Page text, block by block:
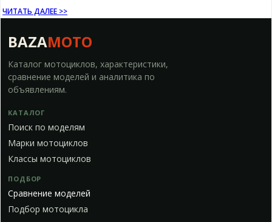
ЧИТАТЬ ДАЛЕЕ >>
BAZAMOTO
Каталог мотоциклов, характеристики,
сравнение моделей и аналитика по
объявлениям.
КАТАЛОГ
Поиск по моделям
Марки мотоциклов
Классы мотоциклов
ПОДБОР
Сравнение моделей
Подбор мотоцикла